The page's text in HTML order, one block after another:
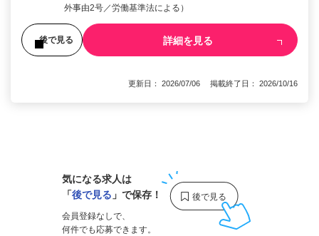
外事由2号／労働基準法による）
後で見る 詳細を見る
更新日： 2026/07/06 掲載終了日： 2026/10/16
気になる求人は
「後で見る 」で保存！
会員登録なしで、
何件でも応募できます。